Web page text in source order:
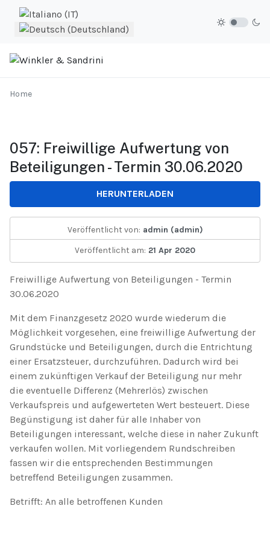
Sprache auswählen
Home
057: Freiwillige Aufwertung von
Beteiligungen - Termin 30.06.2020
HERUNTERLADEN
Veröffentlicht von: admin (admin)
Veröffentlicht am: 21 Apr 2020
Freiwillige Aufwertung von Beteiligungen - Termin
30.06.2020
Mit dem Finanzgesetz 2020 wurde wiederum die
Möglichkeit vorgesehen, eine freiwillige Aufwertung der
Grundstücke und Beteiligungen, durch die Entrichtung
einer Ersatzsteuer, durchzuführen. Dadurch wird bei
einem zukünftigen Verkauf der Beteiligung nur mehr
die eventuelle Differenz (Mehrerlös) zwischen
Verkaufspreis und aufgewerteten Wert besteuert. Diese
Begünstigung ist daher für alle Inhaber von
Beteiligungen interessant, welche diese in naher Zukunft
verkaufen wollen. Mit vorliegendem Rundschreiben
fassen wir die entsprechenden Bestimmungen
betreffend Beteiligungen zusammen.
Betrifft: An alle betroffenen Kunden